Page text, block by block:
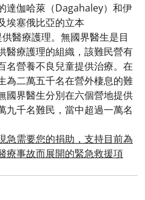
達伽哈萊（Dagahaley）和伊
埃塞俄比亞的立本
醫療護理。無國界醫生是目
醫療護理的組織，該難民營有
名營養不良兒童提供治療。在
為二萬五千名在營外棲息的難
國界醫生分別在六個營地提供
九千名難民，當中超過一萬名
急需要您的捐助，支持目前為
療事故而展開的緊急救援項